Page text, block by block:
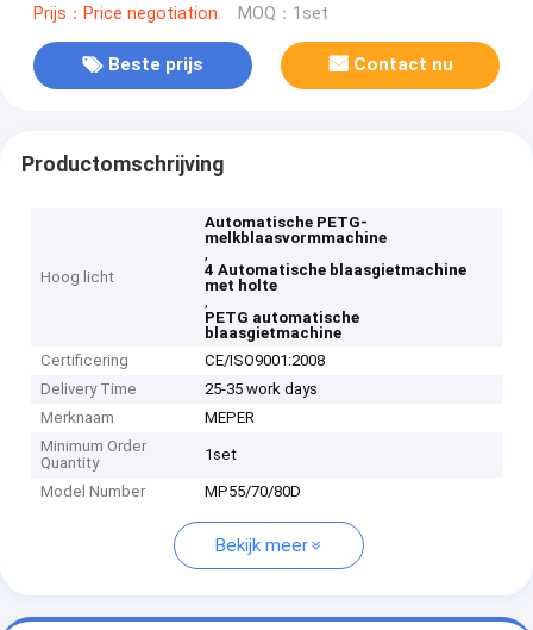
Prijs：Price negotiation. MOQ：1set
Beste prijs Contact nu
Productomschrijving
Hoog licht
Automatische PETG-
melkblaasvormmachine
,
4 Automatische blaasgietmachine
met holte
,
PETG automatische
blaasgietmachine
Certificering
CE/ISO9001:2008
Delivery Time
25-35 work days
Merknaam
MEPER
Minimum Order
Quantity
1set
Model Number MP55/70/80D
Bekijk meer